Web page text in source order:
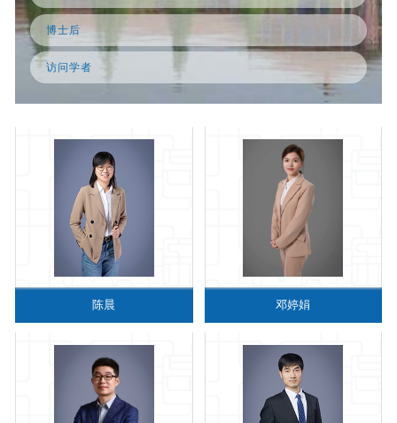
博士后
访问学者
陈晨 邓婷娟